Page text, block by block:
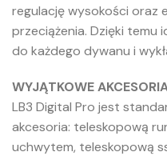
regulację wysokości oraz
przeciążenia. Dzięki temu
do każdego dywanu i
WYJĄTKOWE
LB3 Digital Pro jest
akcesoria: teleskopową
uchwytem, teleskopową